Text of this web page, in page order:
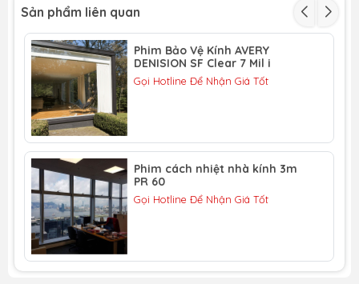
nhiệt. Đặc biệt là trong những tháng mùa
lượng điện năng tiêu tốn cho máy điều hòa
không khí.
Ngoài ra những ưu điểm đặc biệt của các
phim NV15 như: Sự trong suốt và truyền
ánh sáng, nó còn bảo vệ sự riêng tư bên
trong không gian với công nghệ phản xạ
kép.
Sản phẩm phim cách nhiệt 3M này còn
bảo vệ kính khỏi những tác động của
ngoại lực.
Thông số kỹ thuật của phim cách nhiệt
nhà kính 3M NV15:
Sản phẩm liên quan
Phim Bảo Vệ Kính AVERY
DENISION SF Clear 7 Mil i
Gọi Hotline Để Nhận Giá Tốt
Phim cách nhiệt nhà kính 3m
PR 60
Gọi Hotline Để Nhận Giá Tốt